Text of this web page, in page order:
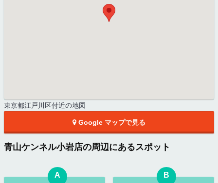
東京都江戸川区付近の地図
Google マップで見る
青山ケンネル小岩店の周辺にあるスポット
A B